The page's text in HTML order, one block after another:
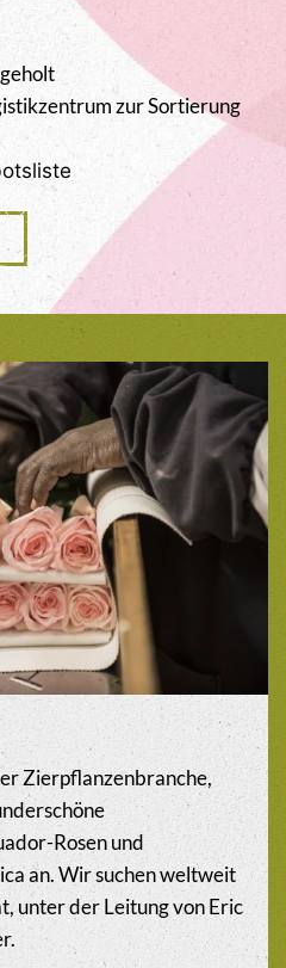
zur Sortierung
Zierpflanzenbranche,
Rosen und
an. Wir suchen weltweit
unter der Leitung von Eric